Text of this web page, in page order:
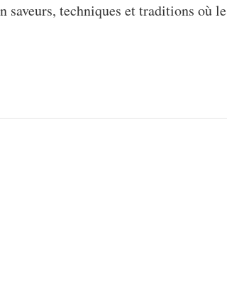
saveurs, techniques et traditions où le